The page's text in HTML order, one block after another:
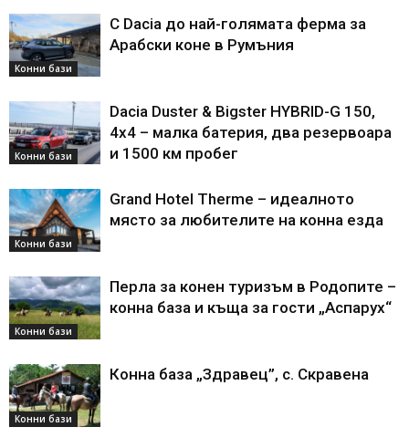
Конни бази
С Dacia до най-голямата ферма за
Арабски коне в Румъния
Конни бази
Dacia Duster & Bigster HYBRID-G 150,
4х4 – малка батерия, два резервоара
и 1500 км пробег
Конни бази
Grand Hotel Therme – идеалното
място за любителите на конна езда
Конни бази
Перла за конен туризъм в Родопите –
конна база и къща за гости „Аспарух“
Конни бази
Конна база „Здравец”, с. Скравена